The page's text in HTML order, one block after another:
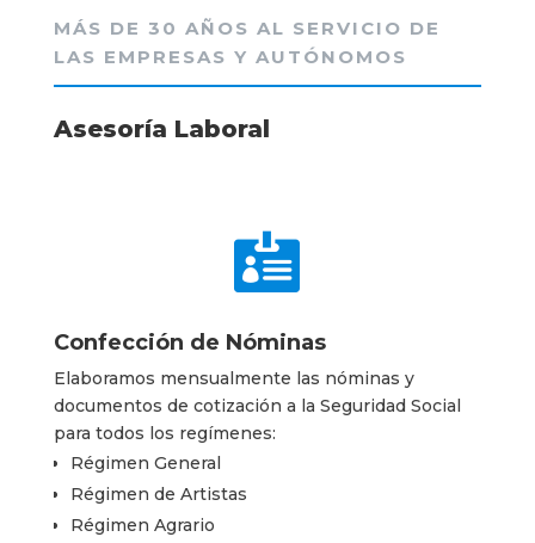
MÁS DE 30 AÑOS AL SERVICIO DE
LAS EMPRESAS Y AUTÓNOMOS
Asesoría Laboral

Confección de Nóminas
Elaboramos mensualmente las nóminas y
documentos de cotización a la Seguridad Social
para todos los regímenes:
Régimen General
Régimen de Artistas
Régimen Agrario